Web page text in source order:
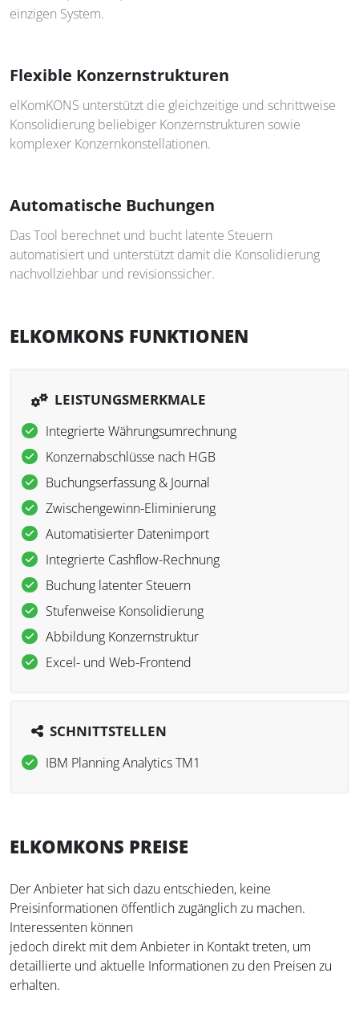
einzigen System.
Flexible Konzernstrukturen
elKomKONS unterstützt die gleichzeitige und schrittweise
Konsolidierung beliebiger Konzernstrukturen sowie
komplexer Konzernkonstellationen.
Automatische Buchungen
Das Tool berechnet und bucht latente Steuern
automatisiert und unterstützt damit die Konsolidierung
nachvollziehbar und revisionssicher.
ELKOMKONS FUNKTIONEN
LEISTUNGSMERKMALE
Integrierte Währungsumrechnung
Konzernabschlüsse nach HGB
Buchungserfassung & Journal
Zwischengewinn-Eliminierung
Automatisierter Datenimport
Integrierte Cashflow-Rechnung
Buchung latenter Steuern
Stufenweise Konsolidierung
Abbildung Konzernstruktur
Excel- und Web-Frontend
SCHNITTSTELLEN
IBM Planning Analytics TM1
ELKOMKONS PREISE
Der Anbieter hat sich dazu entschieden, keine
Preisinformationen öffentlich zugänglich zu machen.
Interessenten können
jedoch direkt mit dem Anbieter in Kontakt treten, um
detaillierte und aktuelle Informationen zu den Preisen zu
erhalten.